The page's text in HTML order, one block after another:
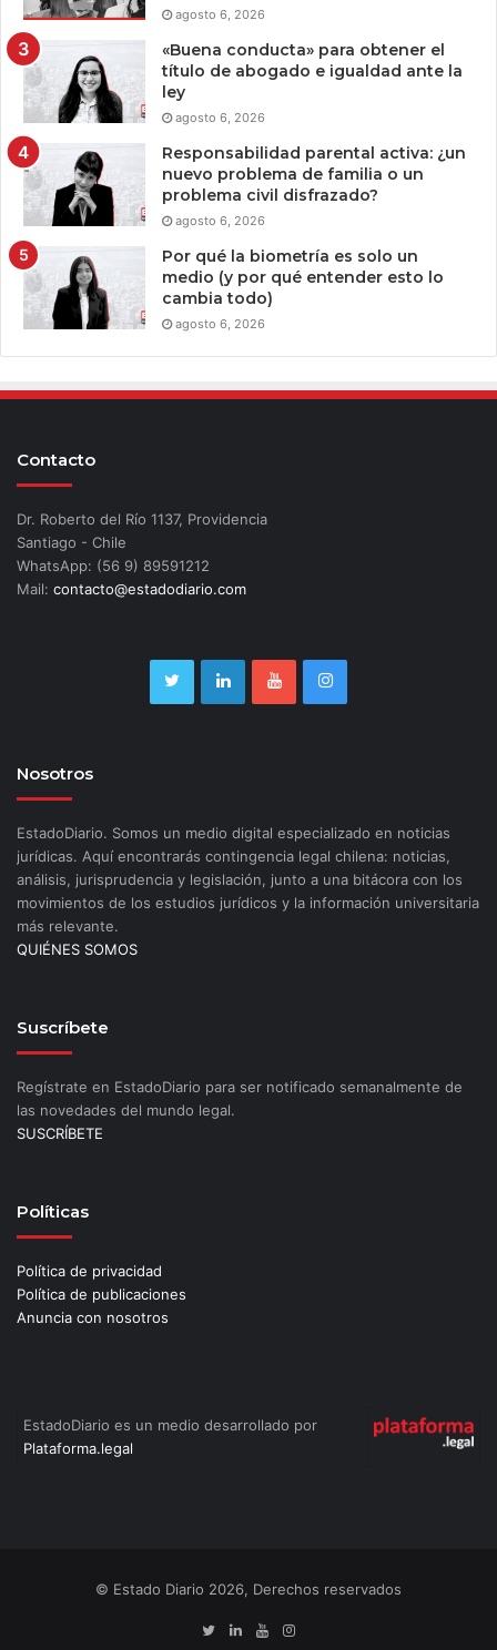
agosto 6, 2026
«Buena conducta» para obtener el
título de abogado e igualdad ante la
ley
agosto 6, 2026
Responsabilidad parental activa: ¿un
nuevo problema de familia o un
problema civil disfrazado?
agosto 6, 2026
Por qué la biometría es solo un
medio (y por qué entender esto lo
cambia todo)
agosto 6, 2026
Contacto
Dr. Roberto del Río 1137, Providencia
Santiago - Chile
WhatsApp: (56 9) 89591212
Mail: contacto@estadodiario.com
Nosotros
EstadoDiario. Somos un medio digital especializado en noticias
jurídicas. Aquí encontrarás contingencia legal chilena: noticias,
análisis, jurisprudencia y legislación, junto a una bitácora con los
movimientos de los estudios jurídicos y la información universitaria
más relevante.
QUIÉNES SOMOS
Suscríbete
Regístrate en EstadoDiario para ser notificado semanalmente de
las novedades del mundo legal.
SUSCRÍBETE
Políticas
Política de privacidad
Política de publicaciones
Anuncia con nosotros
EstadoDiario es un medio desarrollado por
Plataforma.legal
© Estado Diario 2026, Derechos reservados